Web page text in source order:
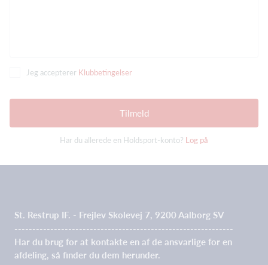
Jeg accepterer Klubbetingelser
Tilmeld
Har du allerede en Holdsport-konto? Log på
St. Restrup IF. - Frejlev Skolevej 7, 9200 Aalborg SV
-------------------------------------------------------------
Har du brug for at kontakte en af de ansvarlige for en
afdeling, så finder du dem herunder.